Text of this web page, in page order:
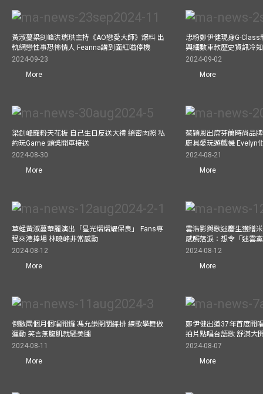
黃淑蔓梁釗峰洪瑞珙主持《AO戀愛大師》爆料 出
軌網戀性事恐怖情人 Feanna講到面紅嗌停機
2024-09-23
More
忠粉鄭伊健現身G-
興細數車款歷史資訊冷
2024-09-02
More
梁釗峰寵粉天花板 自己生日反送大禮 絕密肉照 私
約玩Game 頭獎開車接送
2024-08-30
More
蔡穎恩出席芬蘭時尚品
廚具愛玩遊戲機 Evelyn
2024-08-21
More
草蜢黃淑蔓華麗演出「星光熠熠耀保良」 Fans專
程來港捧場 林曉峰非常感動
2024-08-12
More
雲浩影與歌迷慶生獲贈
感觸落淚：想令「迷雲
2024-08-12
More
倒數兩個月個唱開鑼 馮允謙閉關綵排 練歌學舞做
運動 笑言無腹肌就騷美腿
2024-08-11
More
鄭伊健出道37年首度開
拍片點唱台語歌 舒淇大
2024-08-07
More